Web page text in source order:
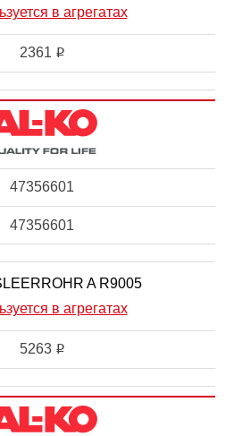
в агрегатах
2361 i
47356601
47356601
A R9005
в агрегатах
5263 i